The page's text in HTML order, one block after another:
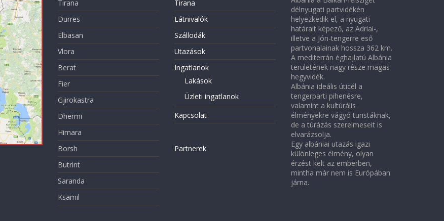
Tirana
Durres
Elbasan
Vlora
Berat
Fier
Gjirokastra
Dhermi
Himara
Borsh
Butrint
Saranda
Ksamil
Tirana
Látnivalók
Szállodák
Utazások
Ingatlanok
Lakások
Üzleti ingatlanok
Kapcsolat
Partnerek
délnyugati partvidékén
helyezkedik el, a nyugati
határait képező, az Adriai-,
illetve a Jón-tengerre eső
partvonalainak hossza 362 km.
A mediterrán éghajlatú Albánia
területének nagy része magas
hegyvidék.
Albánia ideális úticél a
tengerparti pihenésre,
valamint a kultúrális
élményekre vágyó turistáknak,
de a túrázás szerelmeseit is
elvarázsolja.
Egy albániai utazás igazi
különleges élmény, olyan
érzést kelt az emberben,
mintha már nem is Európában
járna.